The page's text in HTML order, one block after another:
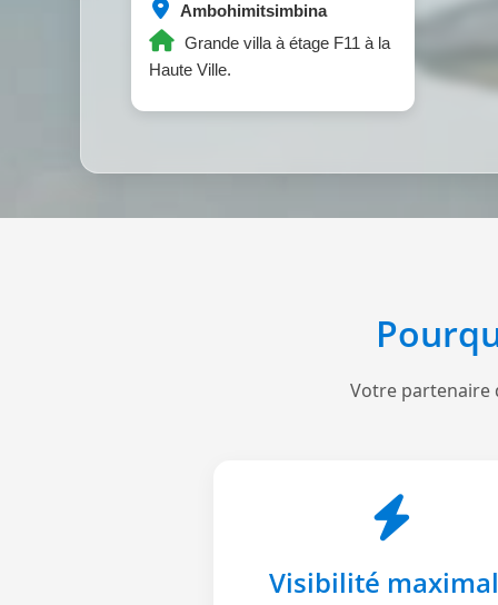
Ambohimitsimbina
Grande villa à étage F11 à la
Haute Ville.
Votre partenaire
Visibilité